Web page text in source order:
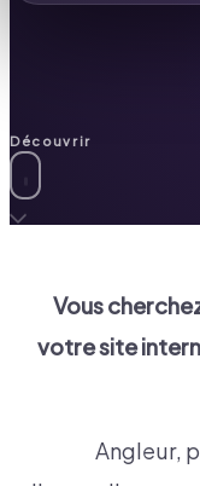
Découvrir
Vous
votre site
Angleur,